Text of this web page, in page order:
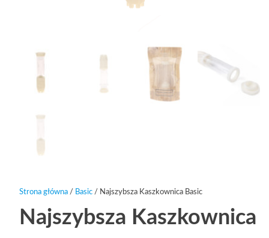
Strona główna/ Basic/ Najszybsza Kaszkownica Basic
Najszybsza Kaszkownica